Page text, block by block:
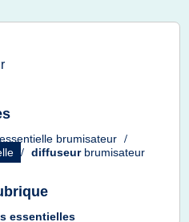
essentielle brumisateur /
/ diffuseur brumisateur
essentielles